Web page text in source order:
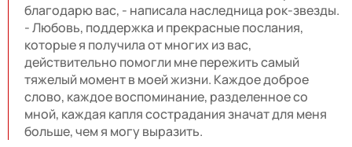
благодарю вас, - написала наследница рок-звезды.
- Любовь, поддержка и прекрасные послания,
которые я получила от многих из вас,
действительно помогли мне пережить самый
тяжелый момент в моей жизни. Каждое доброе
слово, каждое воспоминание, разделенное со
мной, каждая капля сострадания значат для меня
больше, чем я могу выразить.